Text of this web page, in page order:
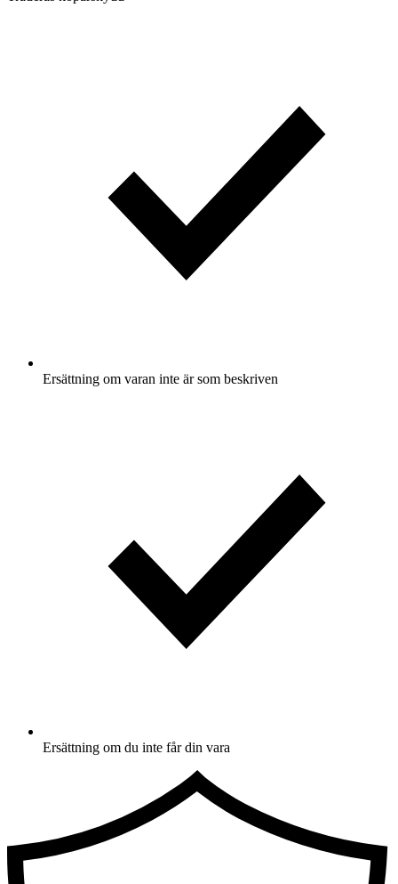
Ersättning om varan inte är som beskriven
Ersättning om du inte får din vara